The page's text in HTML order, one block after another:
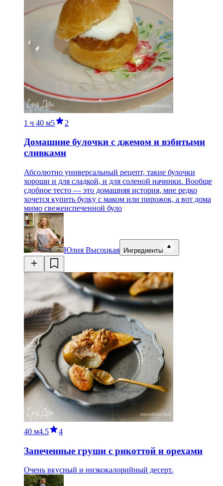
1 ч 40 м5 2
Домашние булочки с джемом и взбитыми
сливками
Абсолютно универсальный рецепт, такие булочки
хороши и для сладкой, и для соленой начинки. Вообще
сдобное тесто — это домашняя история, мне редко
хочется купить булку с маком или пирожок, а вот дома
мимо свежеиспеченной було
Юлия Высоцкая Ингредиенты
40 м4.5 4
Запеченные груши с рикоттой и орехами
Очень вкусный и низкокалорийный десерт.